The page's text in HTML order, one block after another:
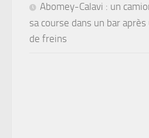
Abomey-Calavi : un
sa course dans un bar après
de freins